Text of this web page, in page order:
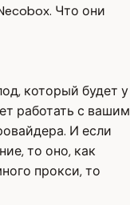
Что они
который будет у
работать с вашим
И если
то оно, как
прокси, то